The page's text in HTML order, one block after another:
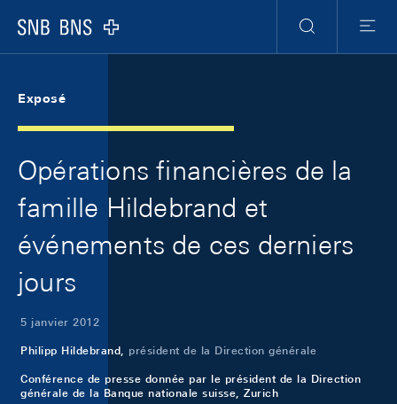
Logo
RechercheMenu
Exposé
Opérations financières de la
famille Hildebrand et
événements de ces derniers
jours
5 janvier 2012
Philipp Hildebrand, président de la Direction générale
Conférence de presse donnée par le président de la Direction
générale de la Banque nationale suisse, Zurich